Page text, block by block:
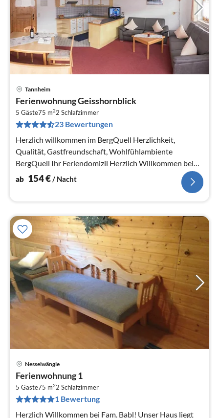
Tannheim
Ferienwohnung Geisshornblick
5 Gäste75 m22 Schlafzimmer
23 Bewertungen
Herzlich willkommen im BergQuell Herzlichkeit,
Qualität, Gastfreundschaft, Wohlfühlambiente
BergQuell Ihr Feriendomizil Herzlich Willkommen bei
uns im BergQue...
ab 154€/ Nacht
Nesselwängle
Ferienwohnung 1
5 Gäste75 m22 Schlafzimmer
1 Bewertung
Herzlich Willkommen bei Fam. Babl! Unser Haus liegt